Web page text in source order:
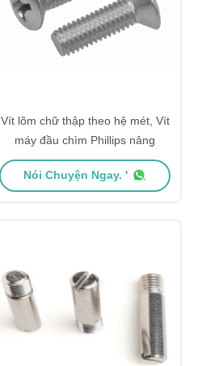
Vít lõm chữ thập theo hệ mét, Vít
máy đầu chìm Phillips nâng
Nói Chuyện Ngay. '